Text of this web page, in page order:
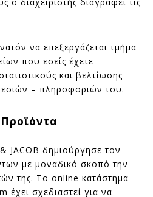
να επεξεργάζεται τμήμα
που εσείς έχετε
και βελτίωσης
– πληροφοριών του.
JACOB δημιούργησε τον
με μοναδικό σκοπό την
της. Το online κατάστημα
σχεδιαστεί για να